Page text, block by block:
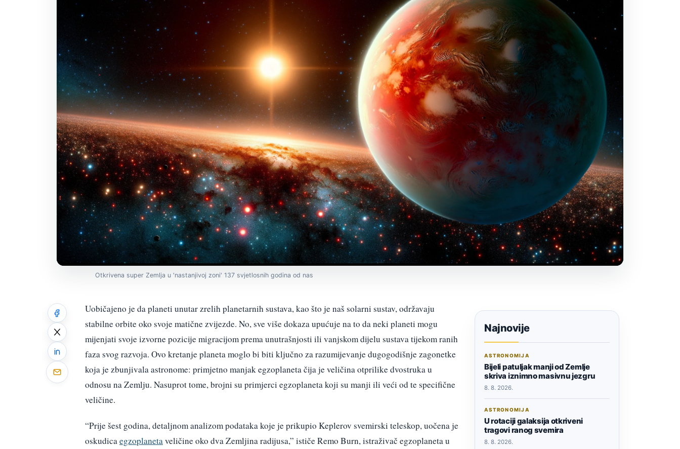
Otkrivena super Zemlja u 'nastanjivoj zoni' 137 svjetlosnih godina od nas
Uobičajeno je da planeti unutar zrelih planetarnih sustava, kao što je naš solarni sustav, održavaju
stabilne orbite oko svoje matične zvijezde. No, sve više dokaza upućuje na to da neki planeti mogu
mijenjati svoje izvorne pozicije migracijom prema unutrašnjosti ili vanjskom dijelu sustava tijekom ranih
faza svog razvoja. Ovo kretanje planeta moglo bi biti ključno za razumijevanje dugogodišnje zagonetke
koja je zbunjivala astronome: primjetno manjak egzoplaneta čija je veličina otprilike dvostruka u
odnosu na Zemlju. Nasuprot tome, brojni su primjerci egzoplaneta koji su manji ili veći od te specifične
veličine.
“Prije šest godina, detaljnom analizom podataka koje je prikupio Keplerov svemirski teleskop, uočena je
oskudicaegzoplanetaveličine oko dva Zemljina radijusa,” ističe Remo Burn, istraživač egzoplaneta u
Najnovije
ASTRONOMIJA
Bijeli patuljak manji od Zemlje
skriva iznimno masivnu jezgru
8. 8. 2026.
ASTRONOMIJA
U rotaciji galaksija otkriveni
tragovi ranog svemira
8. 8. 2026.